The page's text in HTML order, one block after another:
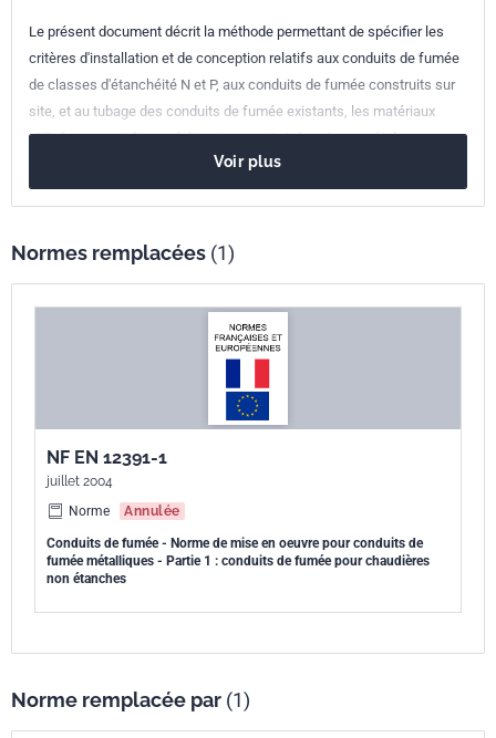
Parenté
européenne
EN 15287-1:2007
Le présent document décrit la méthode permettant de spécifier les
critères d'installation et de conception relatifs aux conduits de fumée
de classes d'étanchéité N et P, aux conduits de fumée construits sur
site, et au tubage des conduits de fumée existants, les matériaux
utilisés pouvant être en béton, terre cuite/céramique, métal ou
plastique. Il traite également du raccordement des conduits de
raccordement.
Voir plus
Normes remplacées (1)
NF EN 12391-1
juillet 2004
Norme
Annulée
Conduits de fumée - Norme de mise en oeuvre pour conduits de
fumée métalliques - Partie 1 : conduits de fumée pour chaudières
non étanches
Norme remplacée par (1)